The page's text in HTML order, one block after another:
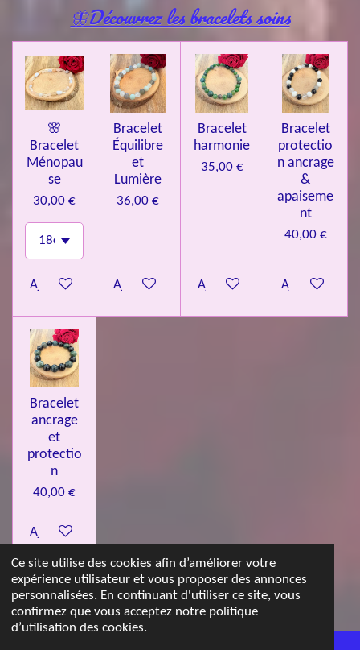
Ce site utilise des cookies afin d’améliorer votre
expérience utilisateur et vous proposer des annonces
personnalisées. En continuant d'utiliser ce site, vous
confirmez que vous acceptez notre politique
d’utilisation des cookies.
🦋Découvrez les bracelets soins
🌸
Bracelet
Ménopau
se
30,00 €
Ajouter au panier
Bracelet
Équilibre
et
Lumière
36,00 €
Ajouter au panier
Bracelet
harmonie
35,00 €
Ajouter au panier
Bracelet
protectio
n ancrage
&
apaiseme
nt
40,00 €
Ajouter au
Bracelet
ancrage
et
protectio
n
40,00 €
Ajouter au panier
© 2023 - 2026 Les jolies pierres d'Emma
Propulsé par Webador